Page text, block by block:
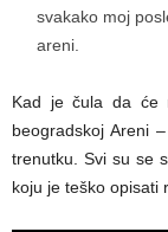
svakako moj
areni.
Kad je čula da će
beogradskoj Areni
trenutku. Svi su se
koju je teško opisati